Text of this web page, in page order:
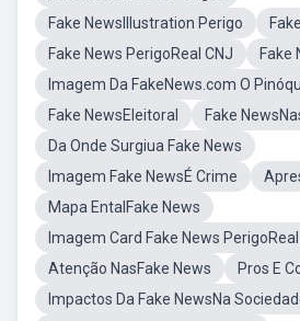
Fake NewsIllustration Perigo
Fake News PerigoReal CNJ
Fake
Imagem Da FakeNews.com O
Fake NewsEleitoral
Fake
Da Onde Surgiua Fake News
Imagem Fake NewsÉ Crime
Mapa EntalFake News
Imagem Card Fake News PerigoReal
Atenção NasFake News
Pros E
Impactos Da Fake NewsNa